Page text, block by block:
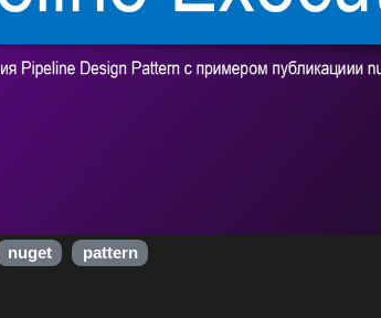
nuget pattern